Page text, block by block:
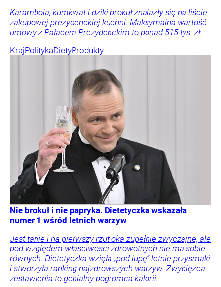
Karambola, kumkwat i dziki brokuł znalazły się na liście
zakupowej prezydenckiej kuchni. Maksymalna wartość
umowy z Pałacem Prezydenckim to ponad 515 tys. zł.
KrajPolitykaDietyProdukty
Nie brokuł i nie papryka. Dietetyczka wskazała
numer 1 wśród letnich warzyw
Jest tanie i na pierwszy rzut oka zupełnie zwyczajne, ale
pod względem właściwości zdrowotnych nie ma sobie
równych. Dietetyczka wzięła „pod lupę” letnie przysmaki
i stworzyła ranking najzdrowszych warzyw. Zwycięzca
zestawienia to genialny pogromca kalorii.